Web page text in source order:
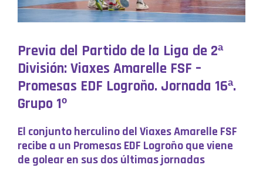
Previa del Partido de la Liga de 2ª
División: Viaxes Amarelle FSF –
Promesas EDF Logroño. Jornada 16ª.
Grupo 1º
El conjunto herculino del Viaxes Amarelle FSF
recibe a un Promesas EDF Logroño que viene
de golear en sus dos últimas jornadas